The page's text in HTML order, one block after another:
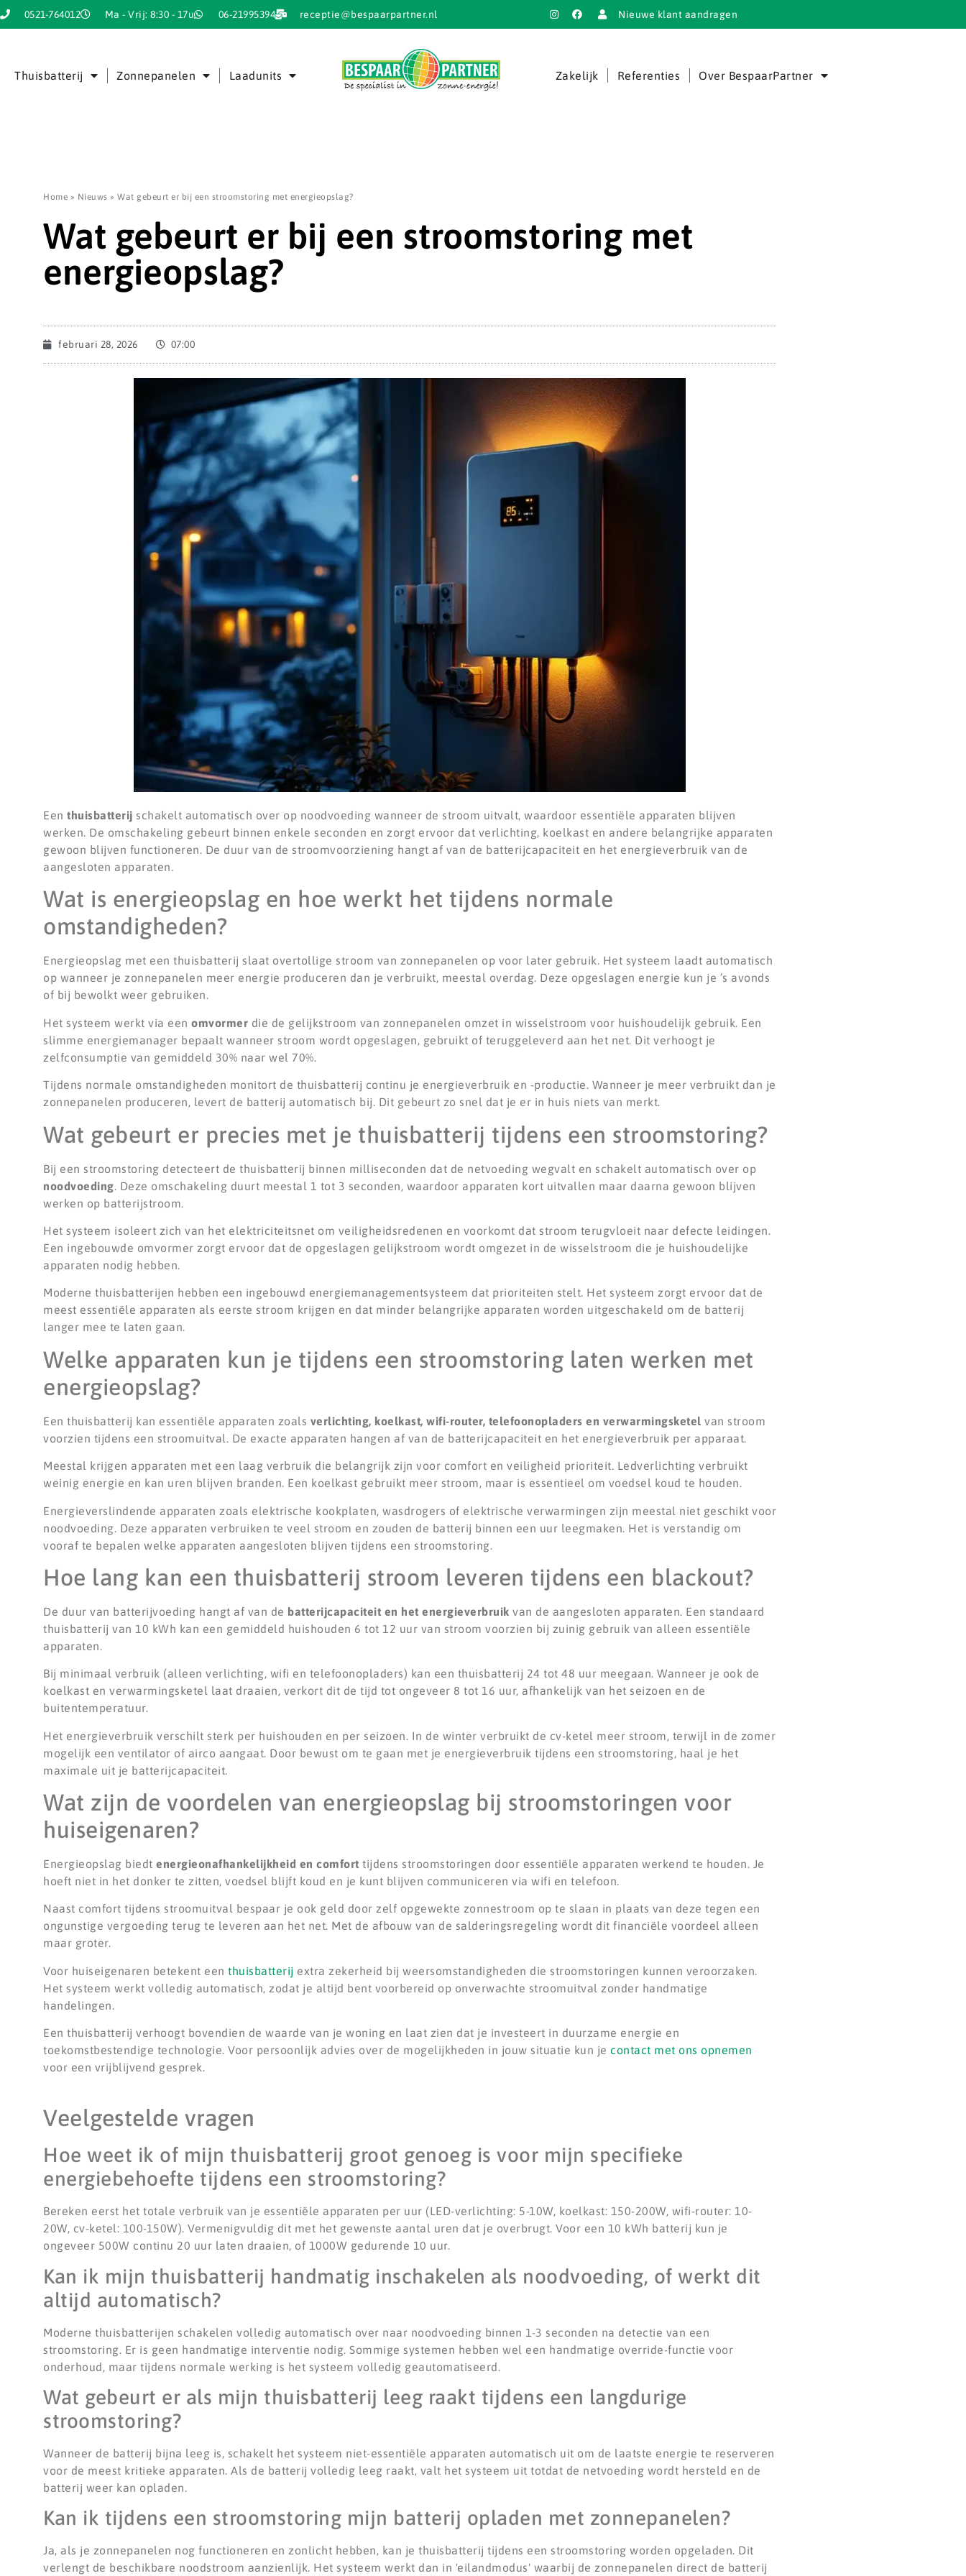
0521-764012 Ma - Vrij: 8:30 - 17u 06-21995394 receptie@bespaarpartner.nl Nieuwe klant aandragen
Thuisbatterij Zonnepanelen Laadunits Zakelijk Referenties Over BespaarPartner
Home » Nieuws » Wat gebeurt er bij een stroomstoring met energieopslag?
Wat gebeurt er bij een stroomstoring met
energieopslag?
februari 28, 2026 07:00
Een thuisbatterij schakelt automatisch over op noodvoeding wanneer de stroom uitvalt, waardoor essentiële apparaten blijven
werken. De omschakeling gebeurt binnen enkele seconden en zorgt ervoor dat verlichting, koelkast en andere belangrijke apparaten
gewoon blijven functioneren. De duur van de stroomvoorziening hangt af van de batterijcapaciteit en het energieverbruik van de
aangesloten apparaten.
Wat is energieopslag en hoe werkt het tijdens normale
omstandigheden?
Energieopslag met een thuisbatterij slaat overtollige stroom van zonnepanelen op voor later gebruik. Het systeem laadt automatisch
op wanneer je zonnepanelen meer energie produceren dan je verbruikt, meestal overdag. Deze opgeslagen energie kun je ’s avonds
of bij bewolkt weer gebruiken.
Het systeem werkt via een omvormer die de gelijkstroom van zonnepanelen omzet in wisselstroom voor huishoudelijk gebruik. Een
slimme energiemanager bepaalt wanneer stroom wordt opgeslagen, gebruikt of teruggeleverd aan het net. Dit verhoogt je
zelfconsumptie van gemiddeld 30% naar wel 70%.
Tijdens normale omstandigheden monitort de thuisbatterij continu je energieverbruik en -productie. Wanneer je meer verbruikt dan je
zonnepanelen produceren, levert de batterij automatisch bij. Dit gebeurt zo snel dat je er in huis niets van merkt.
Wat gebeurt er precies met je thuisbatterij tijdens een stroomstoring?
Bij een stroomstoring detecteert de thuisbatterij binnen milliseconden dat de netvoeding wegvalt en schakelt automatisch over op
noodvoeding . Deze omschakeling duurt meestal 1 tot 3 seconden, waardoor apparaten kort uitvallen maar daarna gewoon blijven
werken op batterijstroom.
Het systeem isoleert zich van het elektriciteitsnet om veiligheidsredenen en voorkomt dat stroom terugvloeit naar defecte leidingen.
Een ingebouwde omvormer zorgt ervoor dat de opgeslagen gelijkstroom wordt omgezet in de wisselstroom die je huishoudelijke
apparaten nodig hebben.
Moderne thuisbatterijen hebben een ingebouwd energiemanagementsysteem dat prioriteiten stelt. Het systeem zorgt ervoor dat de
meest essentiële apparaten als eerste stroom krijgen en dat minder belangrijke apparaten worden uitgeschakeld om de batterij
langer mee te laten gaan.
Welke apparaten kun je tijdens een stroomstoring laten werken met
energieopslag?
Een thuisbatterij kan essentiële apparaten zoals verlichting, koelkast, wifi-router, telefoonopladers en verwarmingsketel van stroom
voorzien tijdens een stroomuitval. De exacte apparaten hangen af van de batterijcapaciteit en het energieverbruik per apparaat.
Meestal krijgen apparaten met een laag verbruik die belangrijk zijn voor comfort en veiligheid prioriteit. Ledverlichting verbruikt
weinig energie en kan uren blijven branden. Een koelkast gebruikt meer stroom, maar is essentieel om voedsel koud te houden.
Energieverslindende apparaten zoals elektrische kookplaten, wasdrogers of elektrische verwarmingen zijn meestal niet geschikt voor
noodvoeding. Deze apparaten verbruiken te veel stroom en zouden de batterij binnen een uur leegmaken. Het is verstandig om
vooraf te bepalen welke apparaten aangesloten blijven tijdens een stroomstoring.
Hoe lang kan een thuisbatterij stroom leveren tijdens een blackout?
De duur van batterijvoeding hangt af van de batterijcapaciteit en het energieverbruik van de aangesloten apparaten. Een standaard
thuisbatterij van 10 kWh kan een gemiddeld huishouden 6 tot 12 uur van stroom voorzien bij zuinig gebruik van alleen essentiële
apparaten.
Bij minimaal verbruik (alleen verlichting, wifi en telefoonopladers) kan een thuisbatterij 24 tot 48 uur meegaan. Wanneer je ook de
koelkast en verwarmingsketel laat draaien, verkort dit de tijd tot ongeveer 8 tot 16 uur, afhankelijk van het seizoen en de
buitentemperatuur.
Het energieverbruik verschilt sterk per huishouden en per seizoen. In de winter verbruikt de cv-ketel meer stroom, terwijl in de zomer
mogelijk een ventilator of airco aangaat. Door bewust om te gaan met je energieverbruik tijdens een stroomstoring, haal je het
maximale uit je batterijcapaciteit.
Wat zijn de voordelen van energieopslag bij stroomstoringen voor
huiseigenaren?
Energieopslag biedt energieonafhankelijkheid en comfort tijdens stroomstoringen door essentiële apparaten werkend te houden. Je
hoeft niet in het donker te zitten, voedsel blijft koud en je kunt blijven communiceren via wifi en telefoon.
Naast comfort tijdens stroomuitval bespaar je ook geld door zelf opgewekte zonnestroom op te slaan in plaats van deze tegen een
ongunstige vergoeding terug te leveren aan het net. Met de afbouw van de salderingsregeling wordt dit financiële voordeel alleen
maar groter.
Voor huiseigenaren betekent een thuisbatterij extra zekerheid bij weersomstandigheden die stroomstoringen kunnen veroorzaken.
Het systeem werkt volledig automatisch, zodat je altijd bent voorbereid op onverwachte stroomuitval zonder handmatige
handelingen.
Een thuisbatterij verhoogt bovendien de waarde van je woning en laat zien dat je investeert in duurzame energie en
toekomstbestendige technologie. Voor persoonlijk advies over de mogelijkheden in jouw situatie kun je contact met ons opnemen
voor een vrijblijvend gesprek.
Veelgestelde vragen
Hoe weet ik of mijn thuisbatterij groot genoeg is voor mijn specifieke
energiebehoefte tijdens een stroomstoring?
Bereken eerst het totale verbruik van je essentiële apparaten per uur (LED-verlichting: 5-10W, koelkast: 150-200W, wifi-router: 10-
20W, cv-ketel: 100-150W). Vermenigvuldig dit met het gewenste aantal uren dat je overbrugt. Voor een 10 kWh batterij kun je
ongeveer 500W continu 20 uur laten draaien, of 1000W gedurende 10 uur.
Kan ik mijn thuisbatterij handmatig inschakelen als noodvoeding, of werkt dit
altijd automatisch?
Moderne thuisbatterijen schakelen volledig automatisch over naar noodvoeding binnen 1-3 seconden na detectie van een
stroomstoring. Er is geen handmatige interventie nodig. Sommige systemen hebben wel een handmatige override-functie voor
onderhoud, maar tijdens normale werking is het systeem volledig geautomatiseerd.
Wat gebeurt er als mijn thuisbatterij leeg raakt tijdens een langdurige
stroomstoring?
Wanneer de batterij bijna leeg is, schakelt het systeem niet-essentiële apparaten automatisch uit om de laatste energie te reserveren
voor de meest kritieke apparaten. Als de batterij volledig leeg raakt, valt het systeem uit totdat de netvoeding wordt hersteld en de
batterij weer kan opladen.
Kan ik tijdens een stroomstoring mijn batterij opladen met zonnepanelen?
Ja, als je zonnepanelen nog functioneren en zonlicht hebben, kan je thuisbatterij tijdens een stroomstoring worden opgeladen. Dit
verlengt de beschikbare noodstroom aanzienlijk. Het systeem werkt dan in 'eilandmodus' waarbij de zonnepanelen direct de batterij